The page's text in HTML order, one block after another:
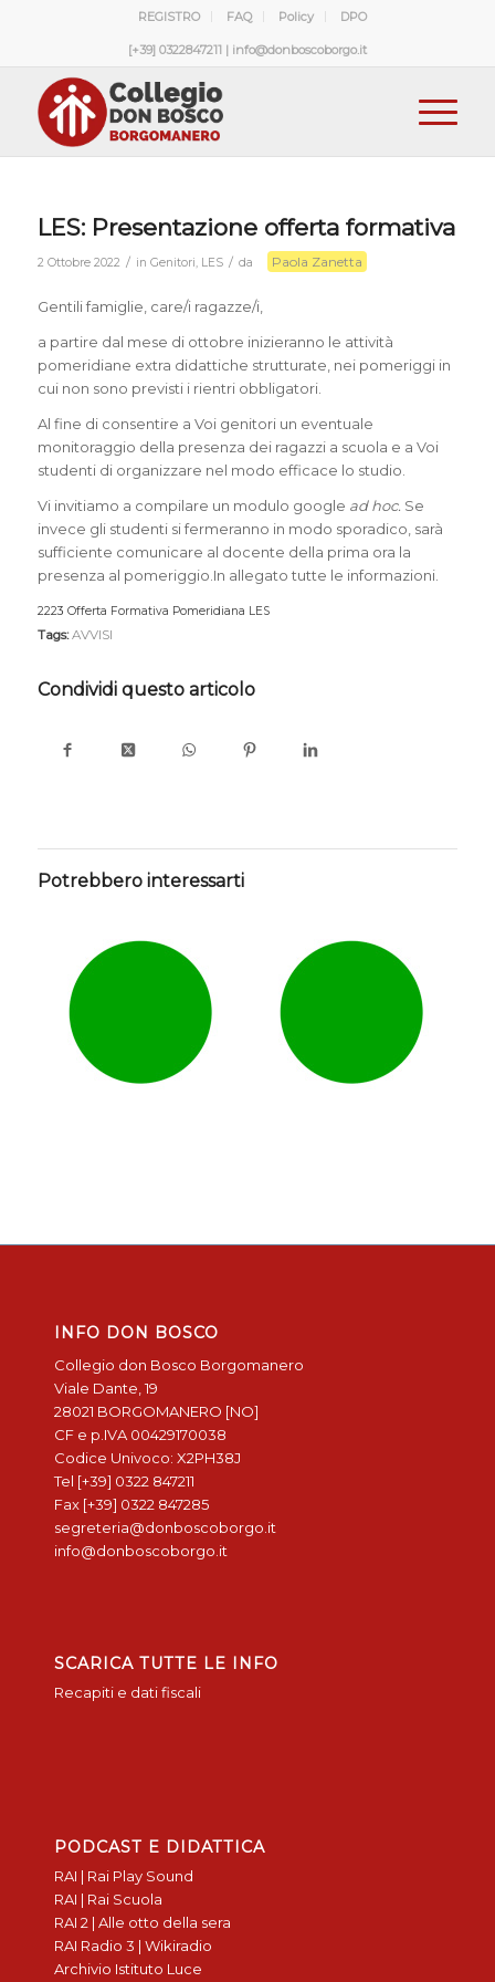
REGISTRO FAQ Policy DPO
[+39] 0322847211 | info@donboscoborgo.it
LES: Presentazione offerta formativa
2 Ottobre 2022 / in Genitori, LES / da Paola Zanetta
Gentili famiglie, care/i ragazze/i,
a partire dal mese di ottobre inizieranno le attività
pomeridiane extra didattiche strutturate, nei pomeriggi in
cui non sono previsti i rientri obbligatori.
Al fine di consentire a Voi genitori un eventuale
monitoraggio della presenza dei ragazzi a scuola e a Voi
studenti di organizzare nel modo efficace lo studio.
Vi invitiamo a compilare un modulo google ad hoc. Se
invece gli studenti si fermeranno in modo sporadico, sarà
sufficiente comunicare al docente della prima ora la
presenza al pomeriggio.In allegato tutte le informazioni.
2223 Offerta Formativa Pomeridiana LES
Tags: AVVISI
Condividi questo articolo
Potrebbero interessarti
INFO DON BOSCO
Collegio don Bosco Borgomanero
Viale Dante, 19
28021 BORGOMANERO [NO]
CF e p.IVA 00429170038
Codice Univoco: X2PH38J
Tel [+39] 0322 847211
Fax [+39] 0322 847285
segreteria@donboscoborgo.it
info@donboscoborgo.it
SCARICA TUTTE LE INFO
Recapiti e dati fiscali
PODCAST E DIDATTICA
RAI | Rai Play Sound
RAI | Rai Scuola
RAI 2 | Alle otto della sera
RAI Radio 3 | Wikiradio
Archivio Istituto Luce